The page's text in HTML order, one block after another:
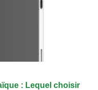
: Lequel choisir